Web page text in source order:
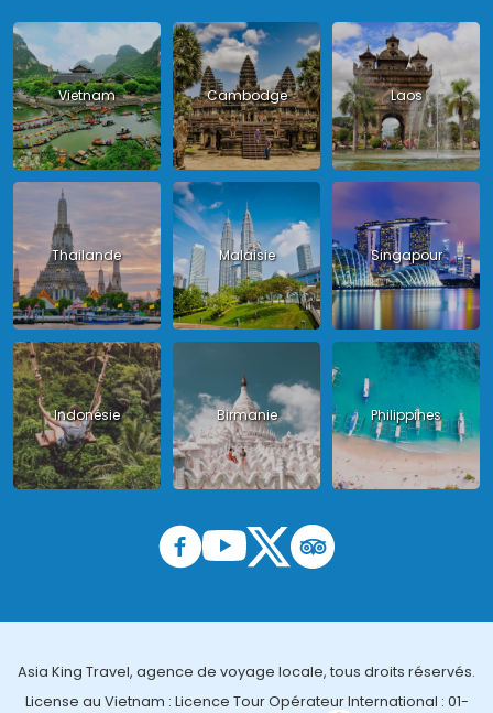
Vietnam Cambodge Laos
Thailande Malaisie Singapour
Indonésie Birmanie Philippines
Asia King Travel, agence de voyage locale, tous droits réservés.
License au Vietnam : Licence Tour Opérateur International : 01-